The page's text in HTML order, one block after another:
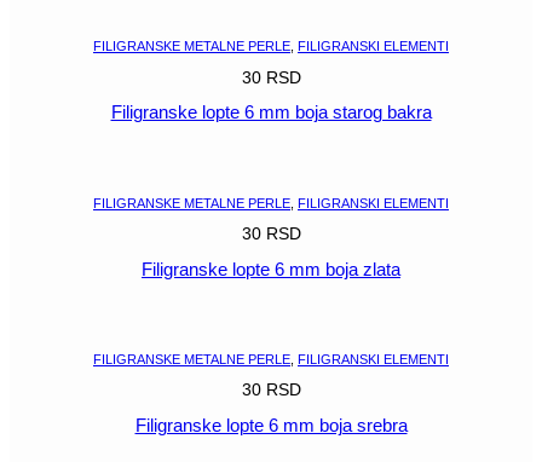
FILIGRANSKE METALNE PERLE FILIGRANSKI ELEMENTI
30 RSD
Filigranske lopte 6 mm boja starog bakra
FILIGRANSKE METALNE PERLE FILIGRANSKI ELEMENTI
30 RSD
Filigranske lopte 6 mm boja zlata
FILIGRANSKE METALNE PERLE FILIGRANSKI ELEMENTI
30 RSD
Filigranske lopte 6 mm boja srebra